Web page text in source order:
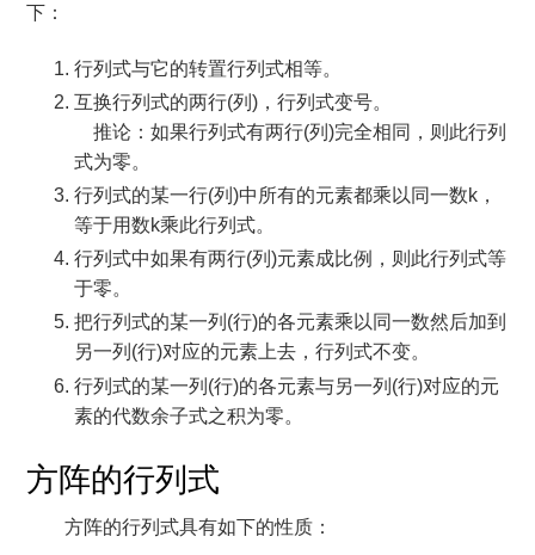
下：
行列式与它的转置行列式相等。
互换行列式的两行(列)，行列式变号。
推论：如果行列式有两行(列)完全相同，则此行列
式为零。
行列式的某一行(列)中所有的元素都乘以同一数k，
等于用数k乘此行列式。
行列式中如果有两行(列)元素成比例，则此行列式等
于零。
把行列式的某一列(行)的各元素乘以同一数然后加到
另一列(行)对应的元素上去，行列式不变。
行列式的某一列(行)的各元素与另一列(行)对应的元
素的代数余子式之积为零。
方阵的行列式
方阵的行列式具有如下的性质：